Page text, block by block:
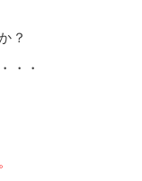
？
・・